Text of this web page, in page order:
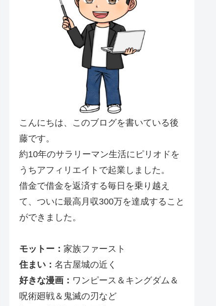
こんにちは、このブログを書いている後
藤です。
約10年のサラリーマン生活にピリオドを
うちアフィリエイトで起業しました。
借金で借金を返済する毎日を乗り越え
て、ついに最高月収300万を達成すること
ができました。
モットー： 家族ファースト
住まい： 名古屋城の近く
好きな漫画： ワンピース＆キングダム＆
呪術廻戦＆鬼滅の刃など